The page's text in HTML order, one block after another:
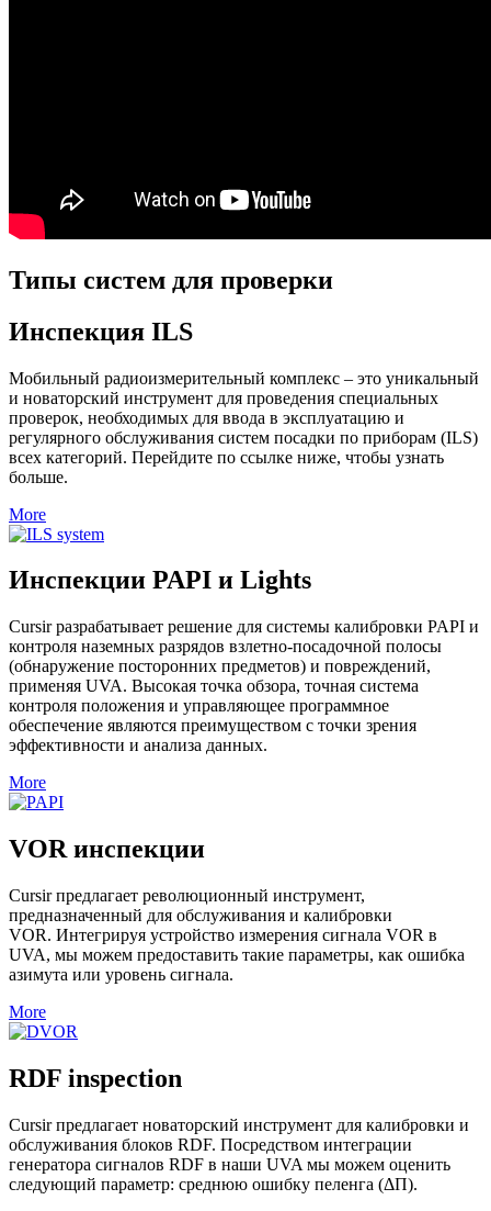
Типы систем для проверки
Инспекция ILS
Мобильный радиоизмерительный комплекс – это уникальный
и новаторский инструмент для проведения специальных
проверок, необходимых для ввода в эксплуатацию и
регулярного обслуживания систем посадки по приборам (ILS)
всех категорий. Перейдите по ссылке ниже, чтобы узнать
больше.
More
Инспекции PAPI и Lights
Cursir разрабатывает решение для системы калибровки PAPI и
контроля наземных разрядов взлетно-посадочной полосы
(обнаружение посторонних предметов) и повреждений,
применяя UVA. Высокая точка обзора, точная система
контроля положения и управляющее программное
обеспечение являются преимуществом с точки зрения
эффективности и анализа данных.
More
VOR инспекции
Cursir предлагает революционный инструмент,
предназначенный для обслуживания и калибровки
VOR. Интегрируя устройство измерения сигнала VOR в
UVA, мы можем предоставить такие параметры, как ошибка
азимута или уровень сигнала.
More
RDF inspection
Cursir предлагает новаторский инструмент для калибровки и
обслуживания блоков RDF. Посредством интеграции
генератора сигналов RDF в наши UVA мы можем оценить
следующий параметр: среднюю ошибку пеленга (ΔП).